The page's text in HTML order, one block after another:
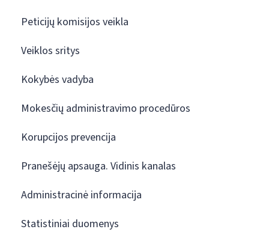
Peticijų komisijos veikla
Veiklos sritys
Kokybės vadyba
Mokesčių administravimo procedūros
Korupcijos prevencija
Pranešėjų apsauga. Vidinis kanalas
Administracinė informacija
Statistiniai duomenys